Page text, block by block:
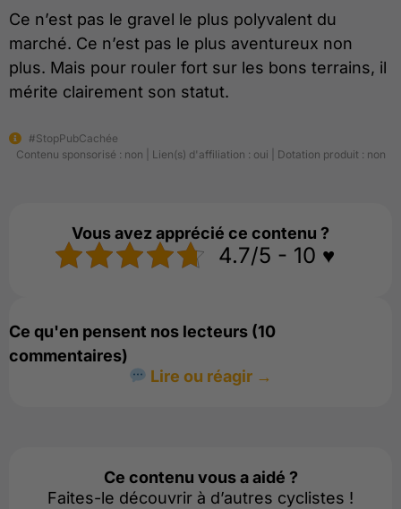
Ce n’est pas le gravel le plus polyvalent du
marché. Ce n’est pas le plus aventureux non
plus. Mais pour rouler fort sur les bons terrains, il
mérite clairement son statut.
#StopPubCachée
Contenu sponsorisé : non | Lien(s) d'affiliation : oui | Dotation produit : non
Vous avez apprécié ce contenu ?
4.7/5 - 10 ♥️
Ce qu'en pensent nos lecteurs (10
commentaires)
Lire ou réagir →
Ce contenu vous a aidé ?
Faites-le découvrir à d’autres cyclistes !